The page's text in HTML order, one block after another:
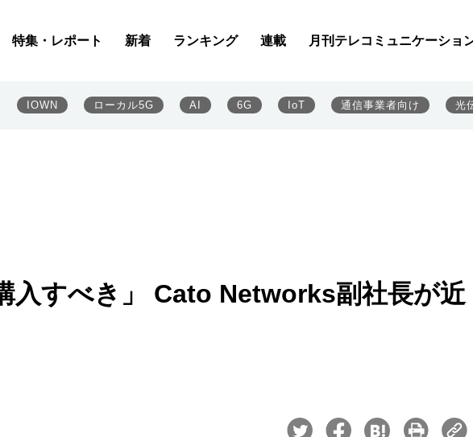
特集・レポート 新着 ランキング 連載 月刊テレコミュニケーショ
IOWN ローカル5G AI 6G IoT 通信事業者向け 光
入すべき」 Cato Networks副社長が近